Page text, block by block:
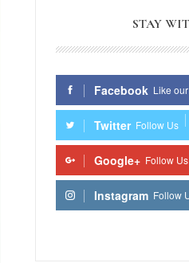
STAY
Facebook Like
Twitter Follow Us
Google+ Follow Us
Instagram Follow